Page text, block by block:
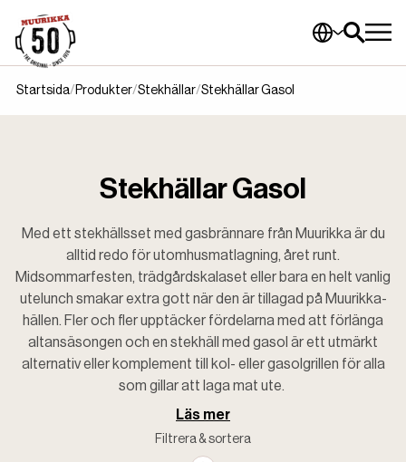
Startsida Produkter Stekhällar Stekhällar Gasol
Stekhällar Gasol
Med ett stekhällsset med gasbrännare från Muurikka är du
alltid redo för utomhusmatlagning, året runt.
Midsommarfesten, trädgårdskalaset eller bara en helt vanlig
utelunch smakar extra gott när den är tillagad på Muurikka-
hällen. Fler och fler upptäcker fördelarna med att förlänga
altansäsongen och en stekhäll med gasol är ett utmärkt
alternativ eller komplement till kol- eller gasolgrillen för alla
som gillar att laga mat ute.
Läs mer
Filtrera & sortera